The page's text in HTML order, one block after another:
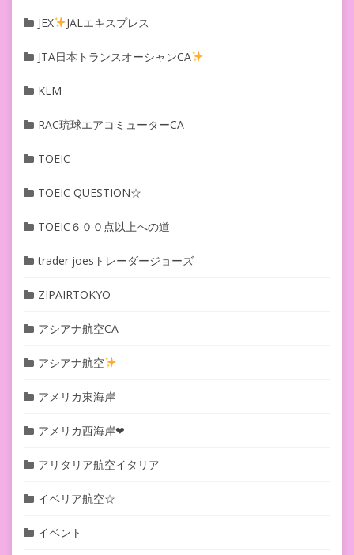
JEX JALエキスプレス
JTA日本トランスオーシャンCA
KLM
RAC琉球エアコミューターCA
TOEIC
TOEIC QUESTION☆
TOEIC６００点以上への道
trader joesトレーダージョーズ
ZIPAIRTOKYO
アシアナ航空CA
アシアナ航空
アメリカ東海岸
アメリカ西海岸❤︎
アリタリア航空イタリア
イベリア航空☆
イベント